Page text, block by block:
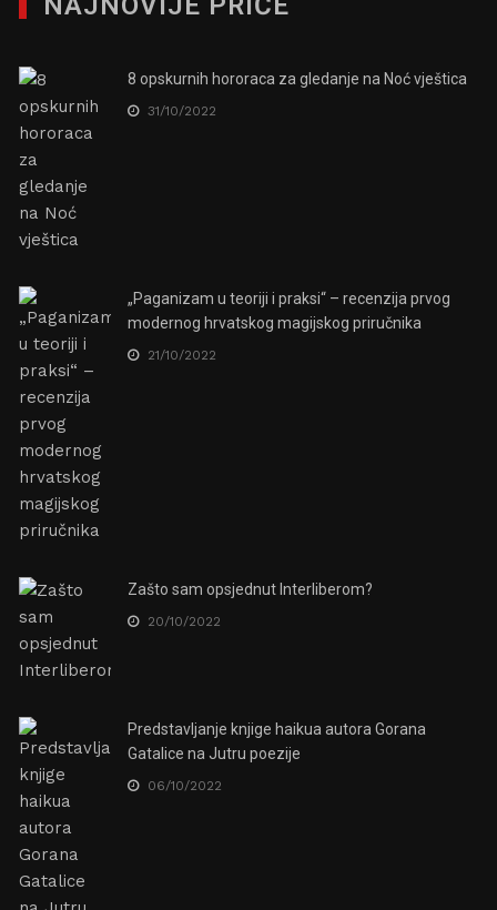
8 opskurnih hororaca za gledanje na Noć vještica
31/10/2022
„Paganizam u teoriji i praksi“ – recenzija prvog
modernog hrvatskog magijskog priručnika
21/10/2022
Zašto sam opsjednut Interliberom?
20/10/2022
Predstavljanje knjige haikua autora Gorana
Gatalice na Jutru poezije
06/10/2022